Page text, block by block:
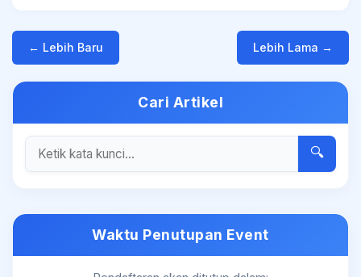
← Lebih Baru Lebih Lama →
Cari Artikel
🔍
Waktu Penutupan Event